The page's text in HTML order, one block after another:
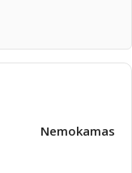
Nemokamas